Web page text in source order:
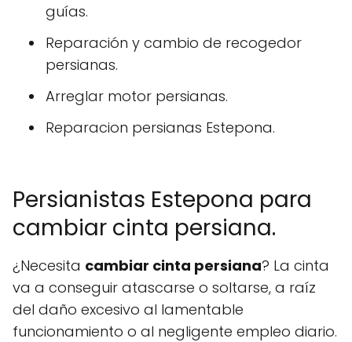
guías.
Reparación y cambio de recogedor
persianas.
Arreglar motor persianas.
Reparacion persianas Estepona.
Persianistas Estepona para
cambiar cinta persiana.
¿Necesita cambiar cinta persiana? La cinta
va a conseguir atascarse o soltarse, a raíz
del daño excesivo al lamentable
funcionamiento o al negligente empleo diario.